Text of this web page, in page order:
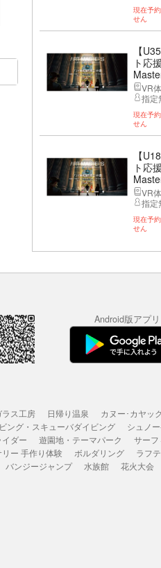
現在予
せん
【
ト応
VR
指定
現在予
せん
【
ト応
VR
指定
現在予
せん
Android版アプリ
ラス工房 日帰り温泉
カヌー･カヤック
ング・スキューバダイビング
シュノ
ダー 遊園地・テーマパーク
サー
ー 手作り体験 ボルダリング
ラフ
バンジージャンプ 水族館 花火大会